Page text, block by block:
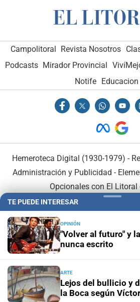
Campolitoral Revista Nosotros
Podcasts Mirador Provincial
Notife Educacion
Hemeroteca Digital (1930-1979) -
Administración y Publicidad -
Opcionales con El Litoral
En Asociación
TE PUEDE INTERESAR
OPINIÓN
"Volver al futuro" y
nunca escrito
ARTE
Lejos del bullicio y
la Boca según